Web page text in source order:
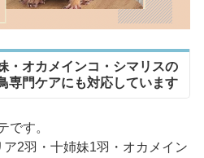
・オカメインコ・シマリスの
専門ケアにも対応しています
です。
2羽・十姉妹1羽・オカメイン